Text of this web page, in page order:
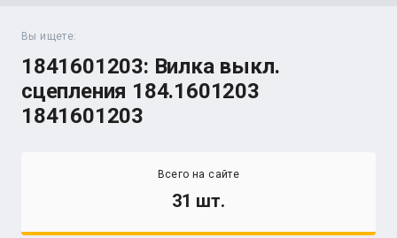
Вы ищете:
1841601203: Вилка выкл.
сцепления 184.1601203
1841601203
Всего на сайте
31 шт.